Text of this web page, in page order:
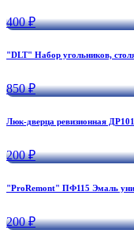
400 ₽
"DLT" Набор угольников,
850 ₽
Люк-дверца ревизионная
200 ₽
"ProRemont" ПФ115 Эмаль
200 ₽